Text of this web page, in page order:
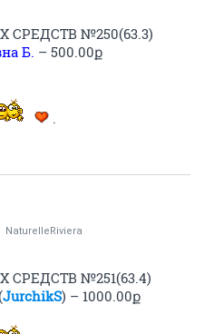
№250(63.3)
Б. – 500.00ք
.
NaturelleRiviera
№251(63.4)
JurchikS) – 1000.00ք